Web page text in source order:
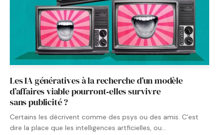
Les IA génératives à la recherche d’un modèle
d’affaires viable pourront‑elles survivre
sans publicité ?
Certains les décrivent comme des psys ou des amis. C’est
dire la place que les intelligences artficielles, ou…